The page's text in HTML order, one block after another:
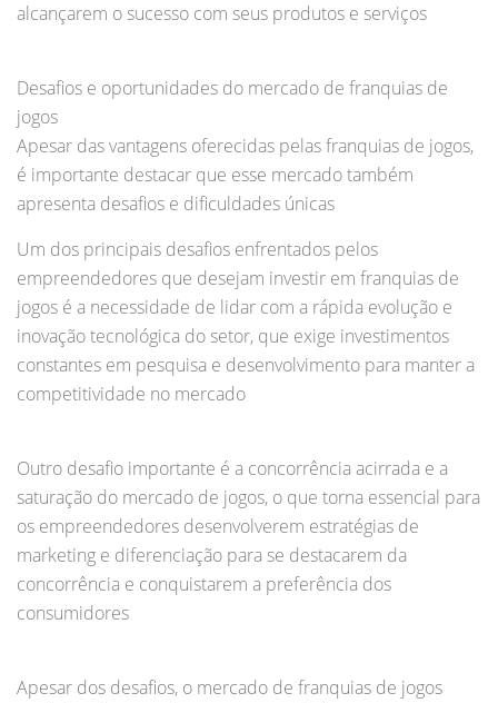
alcançarem o sucesso com seus produtos e serviços
Desafios e oportunidades do mercado de franquias de
jogos
Apesar das vantagens oferecidas pelas franquias de jogos,
é importante destacar que esse mercado também
apresenta desafios e dificuldades únicas
Um dos principais desafios enfrentados pelos
empreendedores que desejam investir em franquias de
jogos é a necessidade de lidar com a rápida evolução e
inovação tecnológica do setor, que exige investimentos
constantes em pesquisa e desenvolvimento para manter a
competitividade no mercado
Outro desafio importante é a concorrência acirrada e a
saturação do mercado de jogos, o que torna essencial para
os empreendedores desenvolverem estratégias de
marketing e diferenciação para se destacarem da
concorrência e conquistarem a preferência dos
consumidores
Apesar dos desafios, o mercado de franquias de jogos